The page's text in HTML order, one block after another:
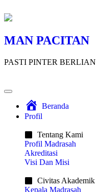
MAN PACITAN
PASTI PINTER BERLIAN
Beranda
Profil
Tentang Kami
Profil Madrasah
Akreditasi
Visi Dan Misi
Civitas Akademik​
Kepala Madrasah